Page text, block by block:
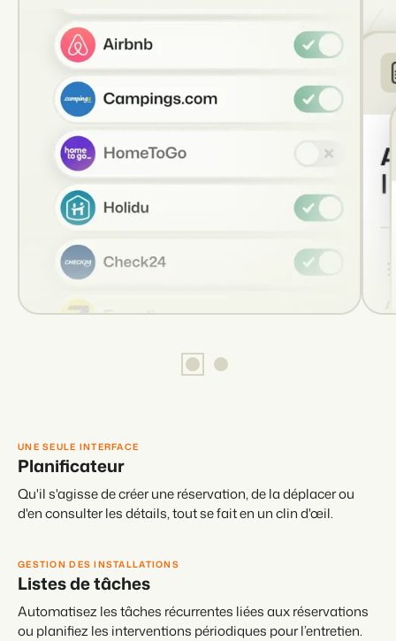
Présentation de Booking Experts
Découvrez les possibilités infinies de la plateforme Booking
Pour les Parcs de Vacances
Découvrez les avantages de Booking Experts pour un parc de
Pour les Groupes
Découvrez les avantages de Booking Experts pour un groupe
UNE SEULE INTERFACE
Planificateur
Qu'il s'agisse de créer une réservation, de la déplacer ou
d'en consulter les détails, tout se fait en un clin d'œil.
GESTION DES INSTALLATIONS
Listes de tâches
Automatisez les tâches récurrentes liées aux réservations
ou planifiez les interventions périodiques pour l’entretien.